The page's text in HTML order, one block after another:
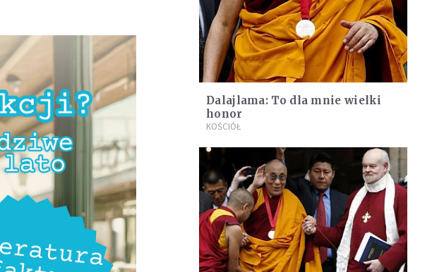
Dalajlama: To dla mnie wielki
honor
KOŚCIÓŁ